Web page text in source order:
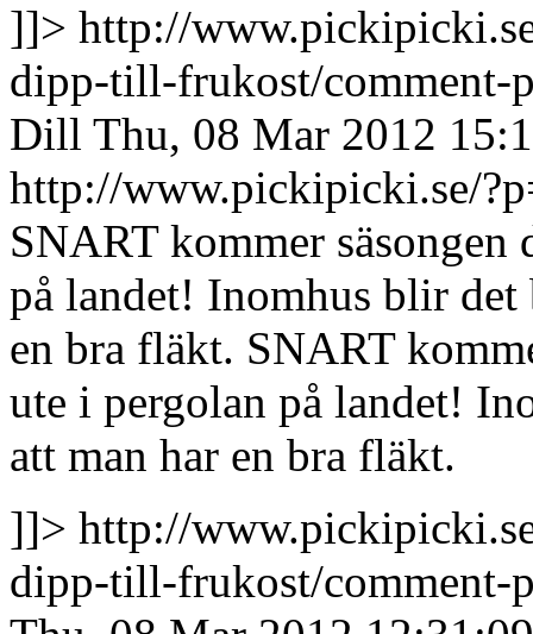
]]> http://
dipp-till-frukost/comment-
Dill Thu, 08 Mar 2012
http://www.pickipicki.se/
SNART kommer
på landet! Inomhus blir
en bra fläkt. SNART
ute i pergolan på landet!
att man har en bra fläkt.
]]> http://
dipp-till-frukost/comment-